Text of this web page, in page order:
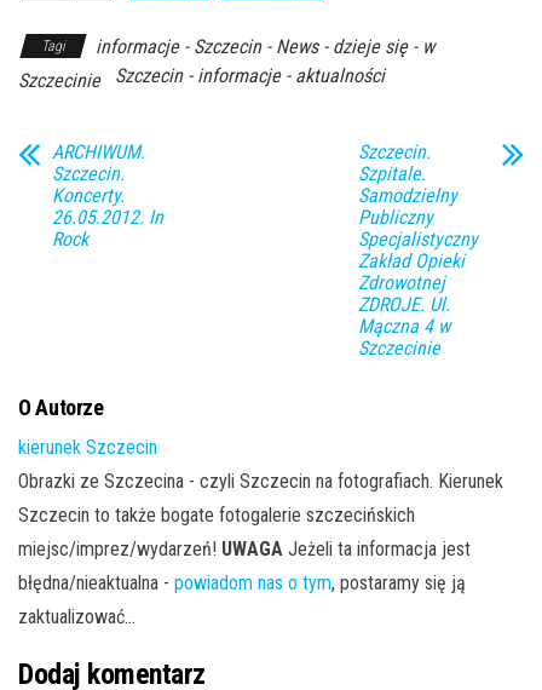
Tagi
informacje - Szczecin - News - dzieje się - w
Szczecinie
Szczecin - informacje - aktualności
ARCHIWUM.
Szczecin.
Koncerty.
26.05.2012. In
Rock
Szczecin.
Szpitale.
Samodzielny
Publiczny
Specjalistyczny
Zakład Opieki
Zdrowotnej
ZDROJE. Ul.
Mączna 4 w
Szczecinie
O Autorze
kierunek Szczecin
Obrazki ze Szczecina - czyli Szczecin na fotografiach. Kierunek
Szczecin to także bogate fotogalerie szczecińskich
miejsc/imprez/wydarzeń! UWAGA Jeżeli ta informacja jest
błędna/nieaktualna - powiadom nas o tym, postaramy się ją
zaktualizować...
Dodaj komentarz